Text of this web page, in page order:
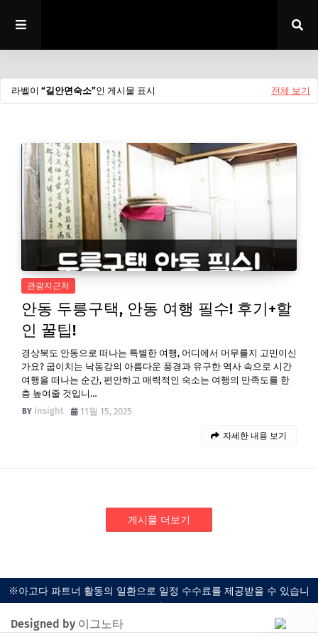
라벨이 길안면숙소 인 게시물 표시 전체 보기
관광지근처
안동 두릉구택, 안동 여행 필수! 후기+할
인 꿀팁!
경상북도 안동으로 떠나는 특별한 여행, 어디에서 머무를지 고민이신
가요? 굽이치는 낙동강의 아름다운 풍경과 유구한 역사 속으로 시간
여행을 떠나는 순간, 편안하고 매력적인 숙소는 여행의 만족도를 한
층 높여줄 것입니…
Insight
11월 15, 2025
자세한 내용 보기
게시물 더보기
※아고다 파트너 활동의 일환으로 일정 수수료를 제공받을 수 있습니
다.
Designed by 이그노타